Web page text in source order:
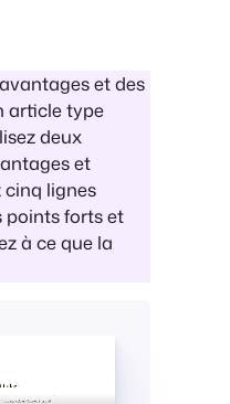
et des
article type
deux
et
cinq lignes
points forts et
à ce que la